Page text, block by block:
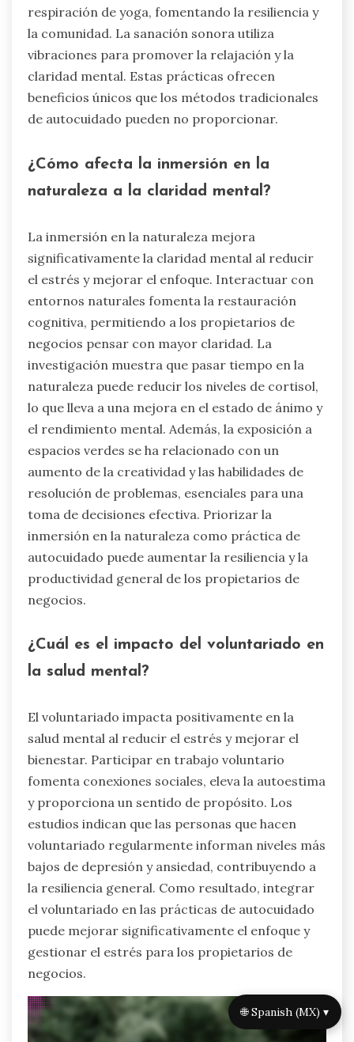
respiración de yoga, fomentando la resiliencia y
la comunidad. La sanación sonora utiliza
vibraciones para promover la relajación y la
claridad mental. Estas prácticas ofrecen
beneficios únicos que los métodos tradicionales
de autocuidado pueden no proporcionar.
¿Cómo afecta la inmersión en la
naturaleza a la claridad mental?
La inmersión en la naturaleza mejora
significativamente la claridad mental al reducir
el estrés y mejorar el enfoque. Interactuar con
entornos naturales fomenta la restauración
cognitiva, permitiendo a los propietarios de
negocios pensar con mayor claridad. La
investigación muestra que pasar tiempo en la
naturaleza puede reducir los niveles de cortisol,
lo que lleva a una mejora en el estado de ánimo y
el rendimiento mental. Además, la exposición a
espacios verdes se ha relacionado con un
aumento de la creatividad y las habilidades de
resolución de problemas, esenciales para una
toma de decisiones efectiva. Priorizar la
inmersión en la naturaleza como práctica de
autocuidado puede aumentar la resiliencia y la
productividad general de los propietarios de
negocios.
¿Cuál es el impacto del voluntariado en
la salud mental?
El voluntariado impacta positivamente en la
salud mental al reducir el estrés y mejorar el
bienestar. Participar en trabajo voluntario
fomenta conexiones sociales, eleva la autoestima
y proporciona un sentido de propósito. Los
estudios indican que las personas que hacen
voluntariado regularmente informan niveles más
bajos de depresión y ansiedad, contribuyendo a
la resiliencia general. Como resultado, integrar
el voluntariado en las prácticas de autocuidado
puede mejorar significativamente el enfoque y
gestionar el estrés para los propietarios de
negocios.
🌐 Spanish (MX) ▾